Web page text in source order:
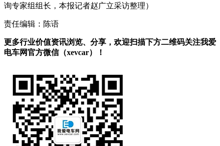
询专家组组长，本报记者赵广立采访整理）
责任编辑：陈语
更多行业价值资讯浏览、分享，欢迎扫描下方二维码关注我爱
电车网官方微信（xevcar）！